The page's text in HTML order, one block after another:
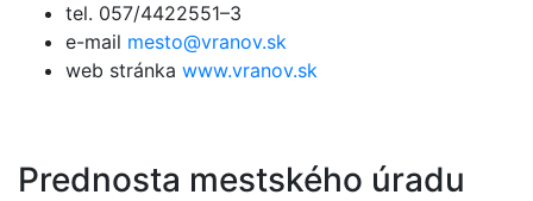
tel. 057/4422551–3
e-mail mesto@vranov.sk
web stránka www.vranov.sk
Prednosta mestského úradu